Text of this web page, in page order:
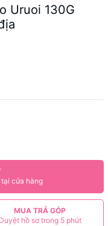
Uruoi 130G
cửa hàng
MUA TRẢ GÓP
Duyệt hồ sơ trong 5 phút